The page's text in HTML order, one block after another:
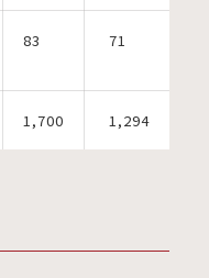
83 71
1,700 1,294